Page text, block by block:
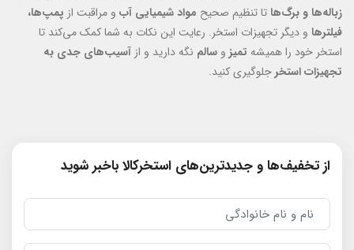
زباله‌ها و برگ‌ها تا تنظیم صحیح مواد شیمیایی آب و مراقبت از پمپ‌ها،
فیلترها و دیگر تجهیزات استخر. رعایت این نکات به شما کمک می‌کند تا
استخر خود را همیشه تمیز و سالم نگه دارید و از آسیب‌های جدی به
تجهیزات استخرجلوگیری کنید.
از تخفیف‌ها و جدیدترین‌های استخرکالا باخبر شوید